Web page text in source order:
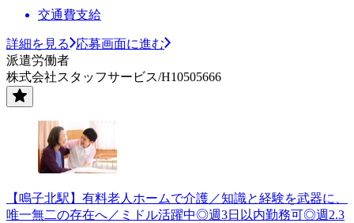
交通費支給
詳細を見る
応募画面に進む
派遣労働者
株式会社スタッフサービス/H10505666
【鳴子北駅】有料老人ホームで介護／知識と経験を武器に、
唯一無二の存在へ／ミドル活躍中◎週3日以内勤務可◎週2.3